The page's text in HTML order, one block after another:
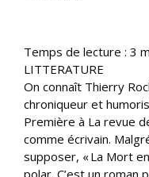
Temps de lecture : 3
LITTERATURE
On connaît Thierry
chroniqueur et
Première à La revue
comme écrivain.
supposer, « La Mort
polar. C’est un roman